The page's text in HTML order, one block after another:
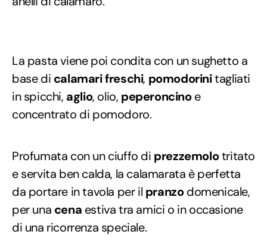
La pasta viene poi condita con un sughetto a
base di calamari freschi, pomodorinitagliati
in spicchi, aglio, olio, peperoncinoe
concentrato di pomodoro.
Profumata con un ciuffo di prezzemolotritato
e servita ben calda, la calamarata è perfetta
da portare in tavola per il pranzodomenicale,
per una cena estiva tra amici o in occasione
di una ricorrenza speciale.